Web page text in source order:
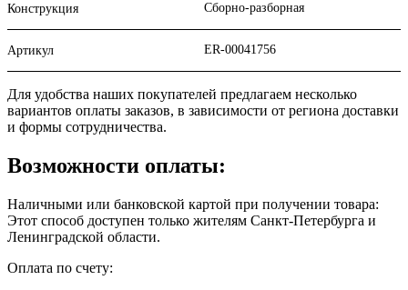
Конструкция Сборно-разборная
Артикул ER-00041756
Для удобства наших покупателей предлагаем несколько
вариантов оплаты заказов, в зависимости от региона доставки
и формы сотрудничества.
Возможности оплаты:
Наличными или банковской картой при получении товара:
Этот способ доступен только жителям Санкт-Петербурга и
Ленинградской области.
Оплата по счету: